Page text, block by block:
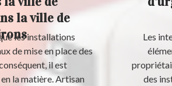
la ville de
les installations
de mise en place des
il est
la matière. Artisan
Les
des